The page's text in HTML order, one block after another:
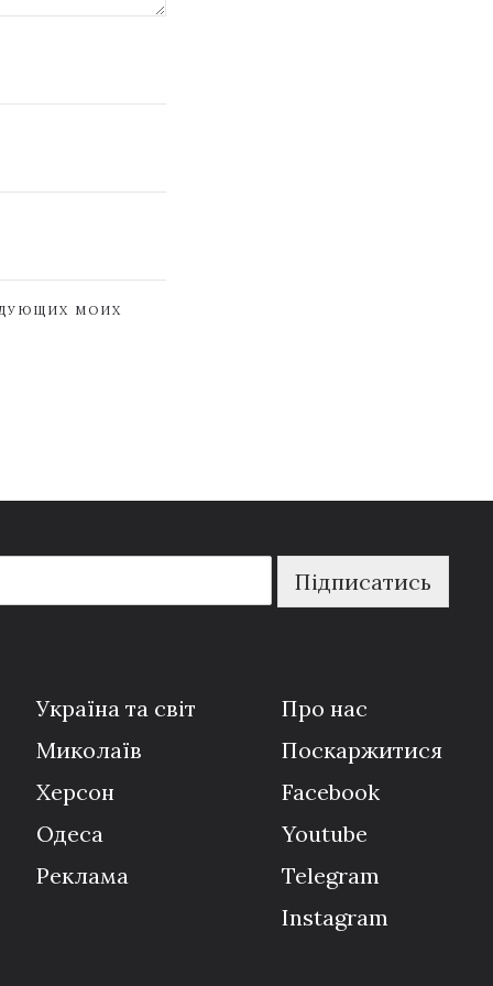
МОИХ
Підписатись
Україна та світ
Миколаїв
Херсон
Одеса
Реклама
Про нас
Поскаржитися
Facebook
Youtube
Telegram
Instagram